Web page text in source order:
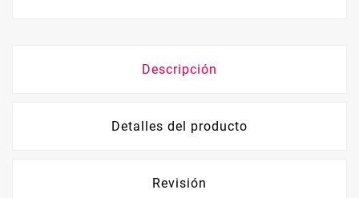
Descripción
Detalles del producto
Revisión